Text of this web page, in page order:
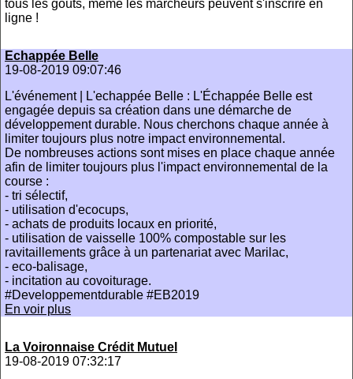
tous les goûts, même les marcheurs peuvent s'inscrire en
ligne !
Echappée Belle
19-08-2019 09:07:46
L'événement | L'echappée Belle : L'Échappée Belle est
engagée depuis sa création dans une démarche de
développement durable. Nous cherchons chaque année à
limiter toujours plus notre impact environnemental.
De nombreuses actions sont mises en place chaque année
afin de limiter toujours plus l'impact environnemental de la
course :
- tri sélectif,
- utilisation d'ecocups,
- achats de produits locaux en priorité,
- utilisation de vaisselle 100% compostable sur les
ravitaillements grâce à un partenariat avec Marilac,
- eco-balisage,
- incitation au covoiturage.
#Developpementdurable #EB2019
En voir plus
La Voironnaise Crédit Mutuel
19-08-2019 07:32:17